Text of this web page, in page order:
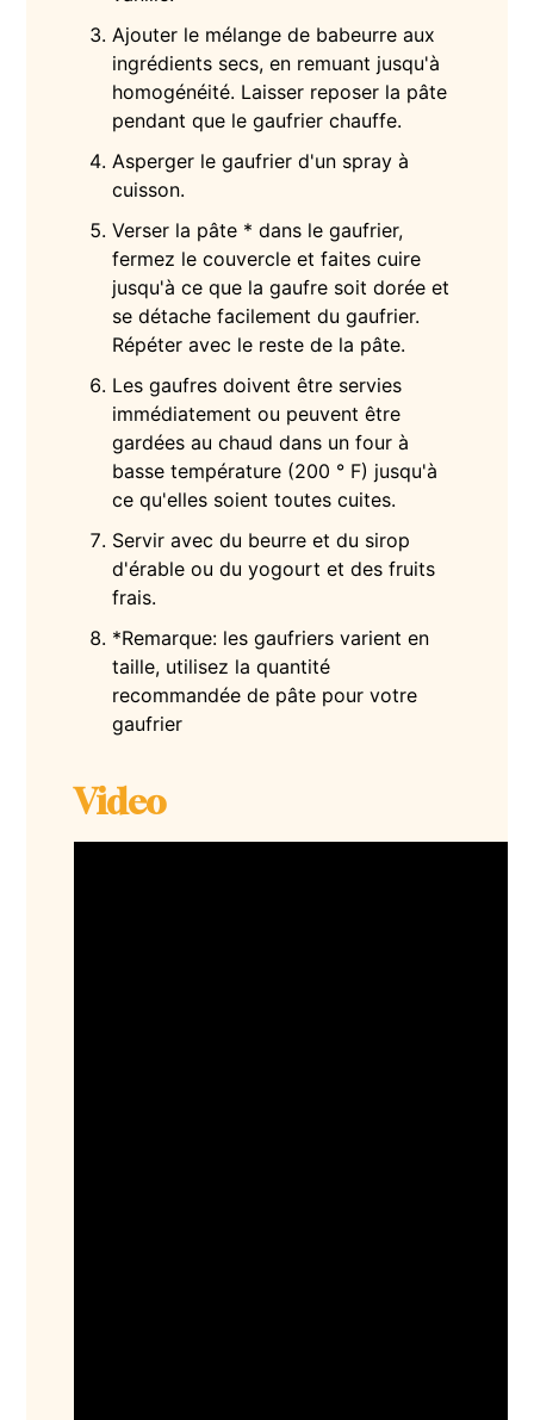
Ajouter le mélange de babeurre aux
ingrédients secs, en remuant jusqu'à
homogénéité. Laisser reposer la pâte
pendant que le gaufrier chauffe.
Asperger le gaufrier d'un spray à
cuisson.
Verser la pâte * dans le gaufrier,
fermez le couvercle et faites cuire
jusqu'à ce que la gaufre soit dorée et
se détache facilement du gaufrier.
Répéter avec le reste de la pâte.
Les gaufres doivent être servies
immédiatement ou peuvent être
gardées au chaud dans un four à
basse température (200 ° F) jusqu'à
ce qu'elles soient toutes cuites.
Servir avec du beurre et du sirop
d'érable ou du yogourt et des fruits
frais.
*Remarque: les gaufriers varient en
taille, utilisez la quantité
recommandée de pâte pour votre
gaufrier
Video